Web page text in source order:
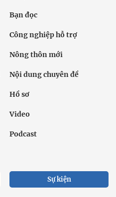
Bạn đọc
Công nghiệp hỗ trợ
Nông thôn mới
Nội dung chuyên đề
Hồ sơ
Video
Podcast
Sự kiện